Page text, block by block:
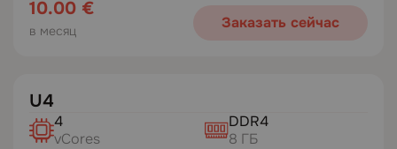
10.00 €
в месяц Заказать сейчас
U4
4
vCores
DDR4
8 ГБ